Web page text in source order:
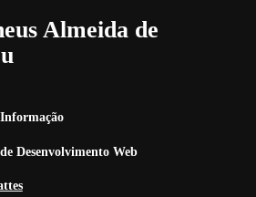
Almeida de
Desenvolvimento Web